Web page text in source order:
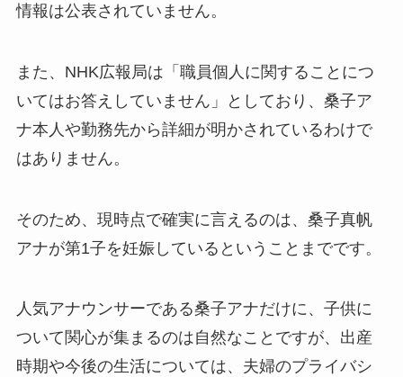
情報は公表されていません。
また、NHK広報局は「職員個人に関することにつ
いてはお答えしていません」としており、桑子ア
ナ本人や勤務先から詳細が明かされているわけで
はありません。
そのため、現時点で確実に言えるのは、桑子真帆
アナが第1子を妊娠しているということまでです。
人気アナウンサーである桑子アナだけに、子供に
ついて関心が集まるのは自然なことですが、出産
時期や今後の生活については、夫婦のプライバシ